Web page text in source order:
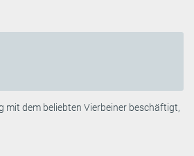
mit dem beliebten Vierbeiner beschäftigt,